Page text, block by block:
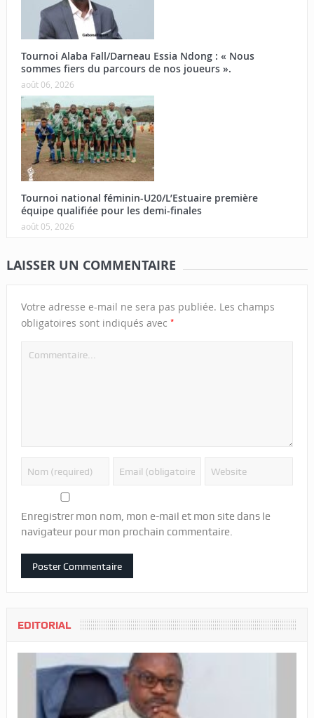
Tournoi Alaba Fall/Darneau Essia Ndong : « Nous
sommes fiers du parcours de nos joueurs ».
août 06, 2026
Tournoi national féminin-U20/L’Estuaire première
équipe qualifiée pour les demi-finales
août 05, 2026
LAISSER UN COMMENTAIRE
Votre adresse e-mail ne sera pas publiée. Les champs
obligatoires sont indiqués avec *
Enregistrer mon nom, mon e-mail et mon site dans le
navigateur pour mon prochain commentaire.
EDITORIAL